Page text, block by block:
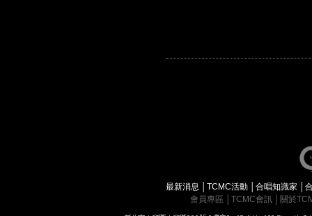
最新消息 │TCMC活動 │合唱知識家 │
會員專區
TCMC會訊 關於